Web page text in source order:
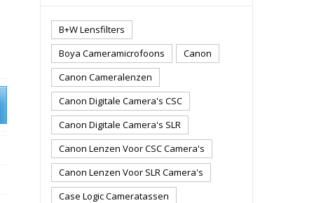
B+W Lensfilters
Boya Cameramicrofoons
Canon
Canon Cameralenzen
Canon Digitale Camera's CSC
Canon Digitale Camera's SLR
Canon Lenzen Voor CSC Camera's
Canon Lenzen Voor SLR Camera's
Case Logic Cameratassen